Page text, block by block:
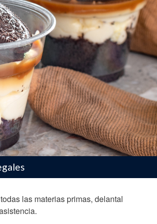
las materias primas, delantal